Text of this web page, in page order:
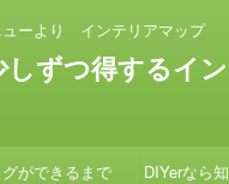
ューより インテリアマップ
ずつ得するイ
ができるまで DIYerなら